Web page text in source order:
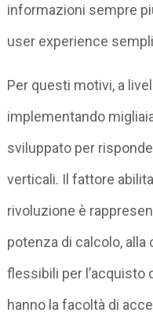
informazioni sempre
user experience
Per questi motivi, a
implementando
sviluppato per
verticali. Il fattore
rivoluzione è
potenza di calcolo, alla
flessibili per l’acquisto
hanno la facoltà di